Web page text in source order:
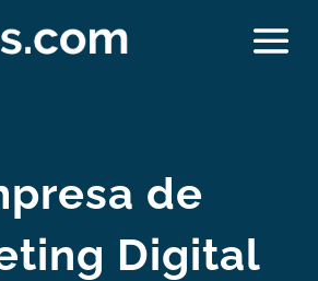
de
Digital